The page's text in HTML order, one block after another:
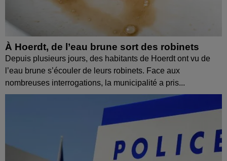
À Hoerdt, de l’eau brune sort des robinets
Depuis plusieurs jours, des habitants de Hoerdt ont vu de
l’eau brune s’écouler de leurs robinets. Face aux
nombreuses interrogations, la municipalité a pris...